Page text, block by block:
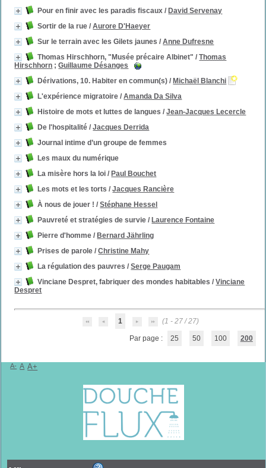
Pour en finir avec les paradis fiscaux / David Servenay
Sortir de la rue /Aurore D'Haeyer
Sur le terrain avec les Gilets jaunes /Anne Dufresne
Thomas Hirschhorn, "Musée précaire Albinet" /Thomas
Hirschhorn ;Guillaume Désanges
Dérivations, 10. Habiter en commun(s) / Michaël Blanchi
L'expérience migratoire /Amanda Da Silva
Histoire de mots et luttes de langues /Jean-Jacques Lecercle
De l'hospitalité /Jacques Derrida
Journal intime d’un groupe de femmes
Les maux du numérique
La misère hors la loi / Paul Bouchet
Les mots et les torts /Jacques Rancière
À nous de jouer ! /Stéphane Hessel
Pauvreté et stratégies de survie / Laurence Fontaine
Pierre d'homme / Bernard Jährling
Prises de parole /Christine Mahy
La régulation des pauvres /Serge Paugam
Vinciane Despret, fabriquer des mondes habitables /Vinciane
Despret
1 (1 - 27 / 27)
Par page : 25 50 100 200
A- A A+